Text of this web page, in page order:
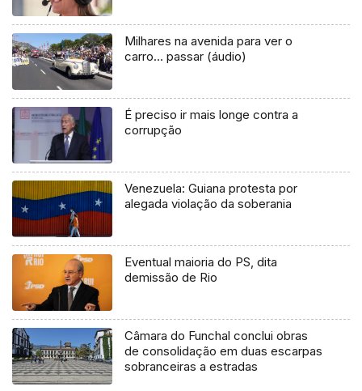
Milhares na avenida para ver o
carro… passar (áudio)
É preciso ir mais longe contra a
corrupção
Venezuela: Guiana protesta por
alegada violação da soberania
Eventual maioria do PS, dita
demissão de Rio
Câmara do Funchal conclui obras
de consolidação em duas escarpas
sobranceiras a estradas